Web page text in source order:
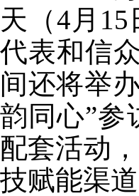
天（4月
代表和信
间还将举
韵同心”参
配套活动
技赋能渠